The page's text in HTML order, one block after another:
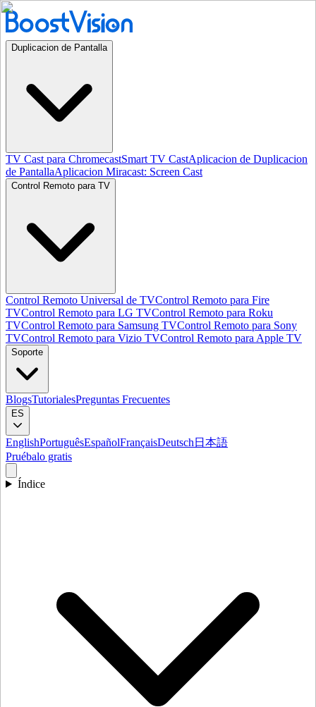
Duplicacion de Pantalla
TV Cast para ChromecastSmart TV CastAplicacion de Duplicacion
de PantallaAplicacion Miracast: Screen Cast
Control Remoto para TV
Control Remoto Universal de TVControl Remoto para Fire
TVControl Remoto para LG TVControl Remoto para Roku
TVControl Remoto para Samsung TVControl Remoto para Sony
TVControl Remoto para Vizio TVControl Remoto para Apple TV
Soporte
BlogsTutorialesPreguntas Frecuentes
ES
EnglishPortuguêsEspañolFrançaisDeutsch 日本語
Pruébalo gratis
Índice